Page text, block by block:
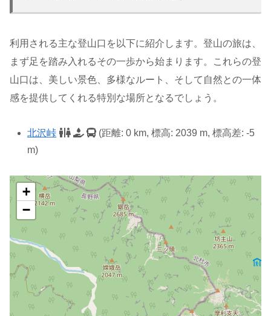
利用される主な登山口を以下に紹介します。登山の旅は、
まず足を踏み入れるその一歩から始まります。これらの登
山口は、美しい景色、多様なルート、そして自然との一体
感を提供してくれる特別な場所となるでしょう。
北沢峠
(距離: 0 km, 標高: 2039 m, 標高差: -5
m)
+
−